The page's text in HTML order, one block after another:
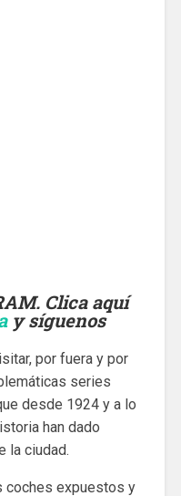
Clica aquí
y síguenos
por fuera y por
series
desde 1924 y a lo
han dado
la ciudad.
coches expuestos y